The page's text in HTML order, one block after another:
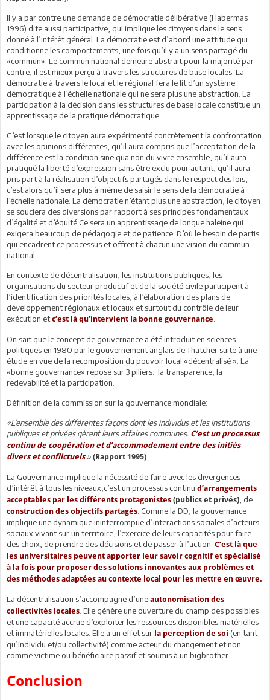
Il y a par contre une demande de démocratie délibérative (Habermas
1996) dite aussi participative, qui implique les citoyens dans le sens
donné à l’intérêt général. La démocratie est d’abord une attitude qui
conditionne les comportements, une fois qu’il y a un sens partagé du
«commun». Le commun national demeure abstrait pour la majorité par
contre, il est mieux perçu à travers les structures de base locales. La
démocratie à travers le local et le régional fera le lit d’un système
démocratique à l’échelle nationale qui ne sera plus une abstraction. La
participation à la décision dans les structures de base locale constitue un
apprentissage de la pratique démocratique.
C’est lorsque le citoyen aura expérimenté concrètement la confrontation
avec les opinions différentes, qu’il aura compris que l’acceptation de la
différence est la condition sine qua non du vivre ensemble, qu’il aura
pratiqué la liberté d’expression sans être exclu pour autant, qu’il aura
pris part à la réalisation d’objectifs partagés dans le respect des lois,
c’est alors qu’il sera plus à même de saisir le sens de la démocratie à
l’échelle nationale. La démocratie n’étant plus une abstraction, le citoyen
se souciera des diversions par rapport à ses principes fondamentaux
d’égalité et d’équité.Ce sera un apprentissage de longue haleine qui
exigera beaucoup de pédagogie et de patience. D’où le besoin de partis
qui encadrent ce processus et offrent à chacun une vision du commun
national.
En contexte de décentralisation, les institutions publiques, les
organisations du secteur productif et de la société civile participent à
l’identification des priorités locales, à l’élaboration des plans de
développement régionaux et locaux et surtout du contrôle de leur
exécution etc’est là qu’intervient la bonne gouvernance
On sait que le concept de gouvernance a été introduit en sciences
politiques en 1980 par le gouvernement anglais de Thatcher suite à une
étude en vue de la recomposition du pouvoir local «décentralisé ». La
«bonne gouvernance» repose sur 3 piliers: la transparence, la
redevabilité et la participation.
Définition de la commission sur la gouvernance mondiale:
«L’ensemble des différentes façons dont les individus et les institutions
publiques et privées gèrent leurs affaires communes. C’est un processus
continu de coopération et d’accommodement entre des initiés
divers et conflictuels.» (Rapport 1995)
La Gouvernance implique la nécessité de faire avec les divergences
d’intérêt à tous les niveaux,c’est un processus continu d’arrangements
acceptables par les différents protagonistes (publics et privés) , de
construction des objectifs partagés . Comme la DD, la gouvernance
implique une dynamique ininterrompue d’interactions sociales d’acteurs
sociaux vivant sur un territoire, l’exercice de leurs capacités pour faire
des choix, de prendre des décisions et de passer à l’action. C’est là que
les universitaires peuvent apporter leur savoir cognitif et spécialisé
à la fois pour proposer des solutions innovantes aux problèmes et
des méthodes adaptées au contexte local pour les mettre en œuvre.
La décentralisation s’accompagne d’une autonomisation des
collectivités locales . Elle génère une ouverture du champ des possibles
et une capacité accrue d’exploiter les ressources disponibles matérielles
et immatérielles locales. Elle a un effet sur la perception de soi (en tant
qu’individu et/ou collectivité) comme acteur du changement et non
comme victime ou bénéficiaire passif et soumis à un bigbrother.
Conclusion